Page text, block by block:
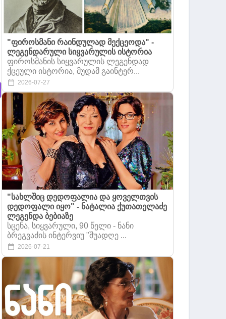
"ფიროსმანი რაინდულად მექცეოდა" -
ლეგენდარული სიყვარულის ისტორია
ფიროსმანის სიყვარულის ლეგენდად
ქცეული ისტორია, მუდამ გაინტერ...
2026-07-27
"სახლშიც დედოფალია და ყოველთვის
დედოფალი იყო" - ნატალია ქუთათელაძე
ლეგენდა ბებიაზე
სცენა, სიყვარული, 90 წელი - ნანი
ბრეგვაძის ინტერვიუ "შუადღე ...
2026-07-21